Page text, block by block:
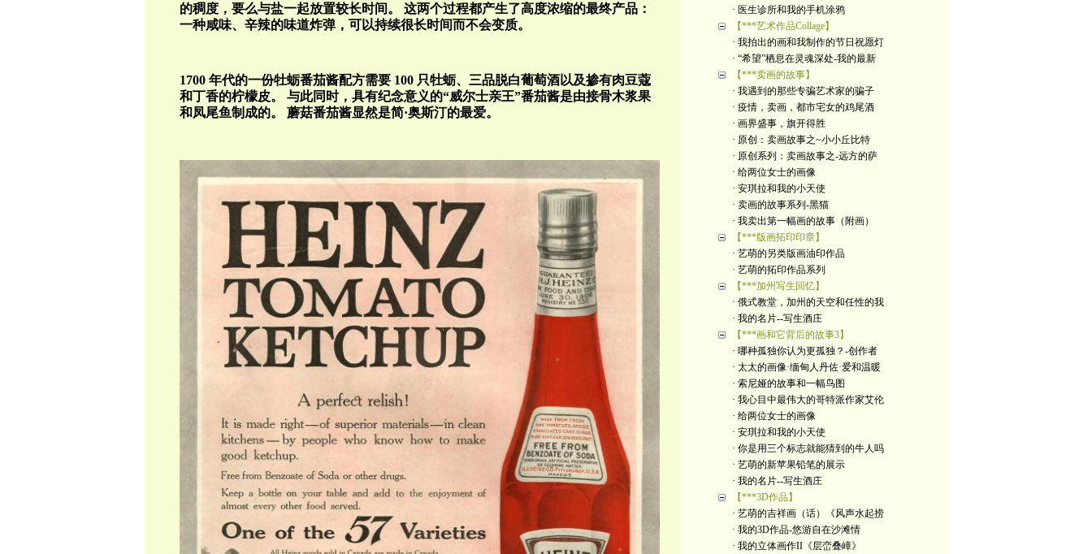
的稠度，要么与盐一起放置较长时间。
这两个过程都产生了高度浓缩的最终产品：
一种咸味、辛辣的味道炸弹，可以持续很长时间而不会变质。
1700 年代的一份牡蛎番茄酱配方需要100 只牡蛎、三品脱白葡萄酒以及掺有肉豆蔻
和丁香的柠檬皮。
与此同时，具有纪念意义的“威尔士亲王”番茄酱是由接骨木浆果
和凤尾鱼制成的。
蘑菇番茄酱显然是简·奥斯汀的最爱。
· 医生诊所和我的手机涂鸦
【***艺术作品Collage】
· 我拍出的画和我制作的节日祝愿灯
· “希望”栖息在灵魂深处-我的最新
【***卖画的故事】
· 我遇到的那些专骗艺术家的骗子
· 疫情，卖画，都市宅女的鸡尾酒
· 画界盛事，旗开得胜
· 原创：卖画故事之~小小丘比特
· 原创系列：卖画故事之-远方的萨
· 给两位女士的画像
· 安琪拉和我的小天使
· 卖画的故事系列-黑猫
· 我卖出第一幅画的故事（附画）
【***版画拓印印章】
· 艺萌的另类版画油印作品
· 艺萌的拓印作品系列
【***加州写生回忆】
· 俄式教堂，加州的天空和任性的我
· 我的名片--写生酒庄
【***画和它背后的故事3】
· 哪种孤独你认为更孤独？-创作者
· 太太的画像·缅甸人丹佐·爱和温暖
· 索尼娅的故事和一幅鸟图
· 我心目中最伟大的哥特派作家艾伦
· 给两位女士的画像
· 安琪拉和我的小天使
· 你是用三个标志就能猜到的牛人吗
· 艺萌的新苹果铅笔的展示
· 我的名片--写生酒庄
【***3D作品】
· 艺萌的吉祥画（话）《风声水起捞
· 我的3D作品-悠游自在沙滩情
· 我的立体画作II《层峦叠嶂》